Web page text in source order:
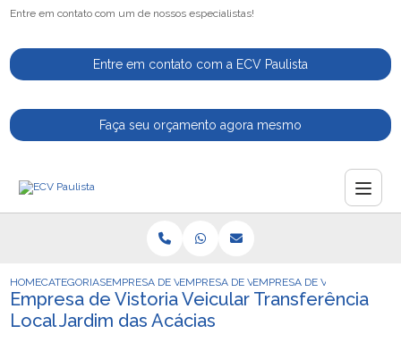
Entre em contato com um de nossos especialistas!
Entre em contato com a ECV Paulista
Faça seu orçamento agora mesmo
HOMECATEGORIASEMPRESA DE VISTORIA VEICULAR
EMPRESA DE VISTORIA VEICULAR PARA
EMPRESA DE VISTORIA
Empresa de Vistoria Veicular Transferência
Local Jardim das Acácias